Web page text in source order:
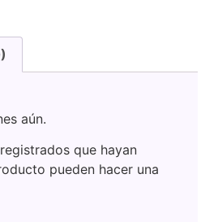
aún.
que hayan
pueden hacer una